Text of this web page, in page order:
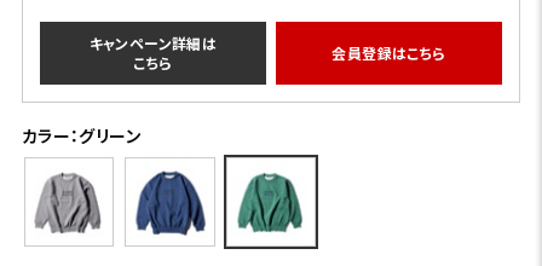
キャンペーン詳細は
こちら
会員登録はこちら
カラー：グリーン